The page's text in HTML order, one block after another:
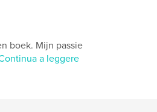
boek. Mijn passie
a leggere